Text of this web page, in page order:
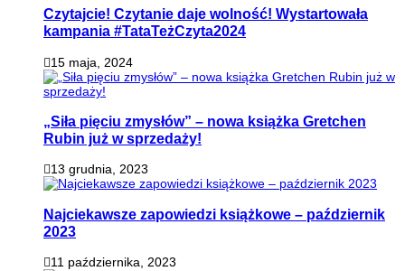
Czytajcie! Czytanie daje wolność! Wystartowała
kampania #TataTeżCzyta2024
15 maja, 2024
„Siła pięciu zmysłów” – nowa książka Gretchen
Rubin już w sprzedaży!
13 grudnia, 2023
Najciekawsze zapowiedzi książkowe – październik
2023
11 października, 2023